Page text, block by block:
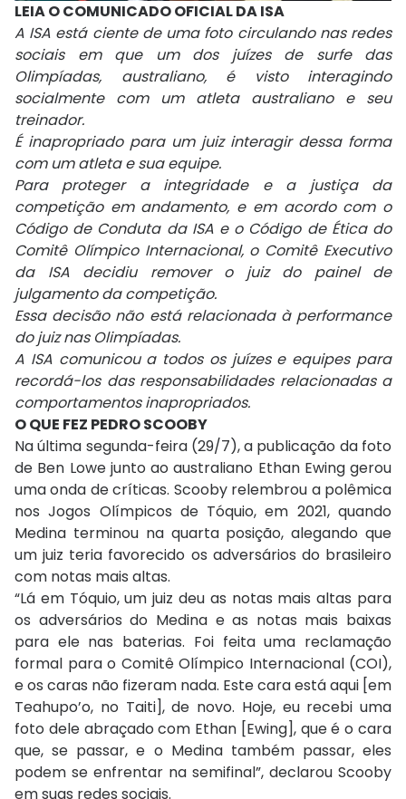
LEIA O COMUNICADO OFICIAL DA ISA
A ISA está ciente de uma foto circulando nas redes
sociais em que um dos juízes de surfe das
Olimpíadas, australiano, é visto interagindo
socialmente com um atleta australiano e seu
treinador.
É inapropriado para um juiz interagir dessa forma
com um atleta e sua equipe.
Para proteger a integridade e a justiça da
competição em andamento, e em acordo com o
Código de Conduta da ISA e o Código de Ética do
Comitê Olímpico Internacional, o Comitê Executivo
da ISA decidiu remover o juiz do painel de
julgamento da competição.
Essa decisão não está relacionada à performance
do juiz nas Olimpíadas.
A ISA comunicou a todos os juízes e equipes para
recordá-los das responsabilidades relacionadas a
comportamentos inapropriados.
O QUE FEZ PEDRO SCOOBY
Na última segunda-feira (29/7), a publicação da foto
de Ben Lowe junto ao australiano Ethan Ewing gerou
uma onda de críticas. Scooby relembrou a polêmica
nos Jogos Olímpicos de Tóquio, em 2021, quando
Medina terminou na quarta posição, alegando que
um juiz teria favorecido os adversários do brasileiro
com notas mais altas.
“Lá em Tóquio, um juiz deu as notas mais altas para
os adversários do Medina e as notas mais baixas
para ele nas baterias. Foi feita uma reclamação
formal para o Comitê Olímpico Internacional (COI),
e os caras não fizeram nada. Este cara está aqui [em
Teahupo’o, no Taiti], de novo. Hoje, eu recebi uma
foto dele abraçado com Ethan [Ewing], que é o cara
que, se passar, e o Medina também passar, eles
podem se enfrentar na semifinal”, declarou Scooby
em suas redes sociais.